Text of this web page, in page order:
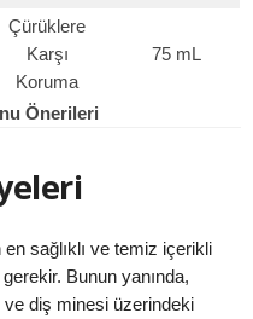
Çürüklere
Karşı
Koruma
75 mL
Önerileri
en sağlıklı ve temiz içerikli
Bunun yanında,
ve diş minesi üzerindeki